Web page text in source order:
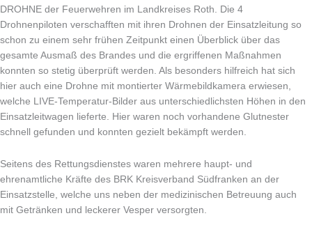
DROHNE der Feuerwehren im Landkreises Roth. Die 4
Drohnenpiloten verschafften mit ihren Drohnen der Einsatzleitung so
schon zu einem sehr frühen Zeitpunkt einen Überblick über das
gesamte Ausmaß des Brandes und die ergriffenen Maßnahmen
konnten so stetig überprüft werden. Als besonders hilfreich hat sich
hier auch eine Drohne mit montierter Wärmebildkamera erwiesen,
welche LIVE-Temperatur-Bilder aus unterschiedlichsten Höhen in den
Einsatzleitwagen lieferte. Hier waren noch vorhandene Glutnester
schnell gefunden und konnten gezielt bekämpft werden.
Seitens des Rettungsdienstes waren mehrere haupt- und
ehrenamtliche Kräfte des BRK Kreisverband Südfranken an der
Einsatzstelle, welche uns neben der medizinischen Betreuung auch
mit Getränken und leckerer Vesper versorgten.